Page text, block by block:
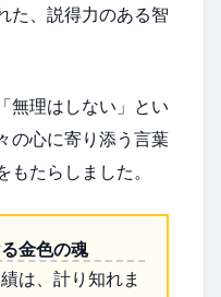
た、説得力のある智
無理はしない」とい
の心に寄り添う言葉
もたらしました。
金色の魂
は、計り知れま